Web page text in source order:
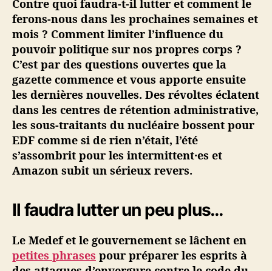
·
e
s
#
8
–
R
é
v
o
l
t
,
e
r
Contre quoi faudra-t-il lutter et comment le
ferons-nous dans les prochaines semaines et
mois ? Comment limiter l’influence du
pouvoir politique sur nos propres corps ?
C’est par des questions ouvertes que la
gazette commence et vous apporte ensuite
les dernières nouvelles. Des révoltes éclatent
dans les centres de rétention administrative,
les sous-traitants du nucléaire bossent pour
EDF comme si de rien n’était, l’été
s’assombrit pour les intermittent·es et
Amazon subit un sérieux revers.
Il faudra lutter un peu plus…
Le Medef et le gouvernement se lâchent en
petites phrases pour préparer les esprits à